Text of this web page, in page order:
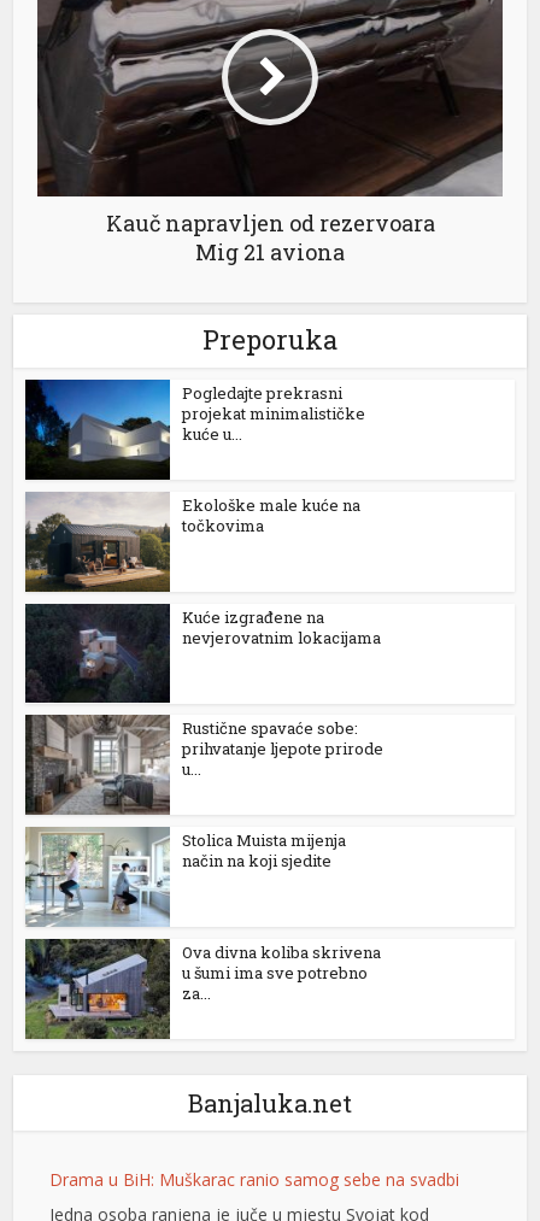
Kauč napravljen od rezervoara
Mig 21 aviona
Preporuka
Pogledajte prekrasni
projekat minimalističke
kuće u...
Ekološke male kuće na
točkovima
Kuće izgrađene na
nevjerovatnim lokacijama
Rustične spavaće sobe:
prihvatanje ljepote prirode
u...
Stolica Muista mijenja
način na koji sjedite
Ova divna koliba skrivena
u šumi ima sve potrebno
za...
Banjaluka.net
Drama u BiH: Muškarac ranio samog sebe na svadbi
Jedna osoba ranjena je juče u mjestu Svojat kod